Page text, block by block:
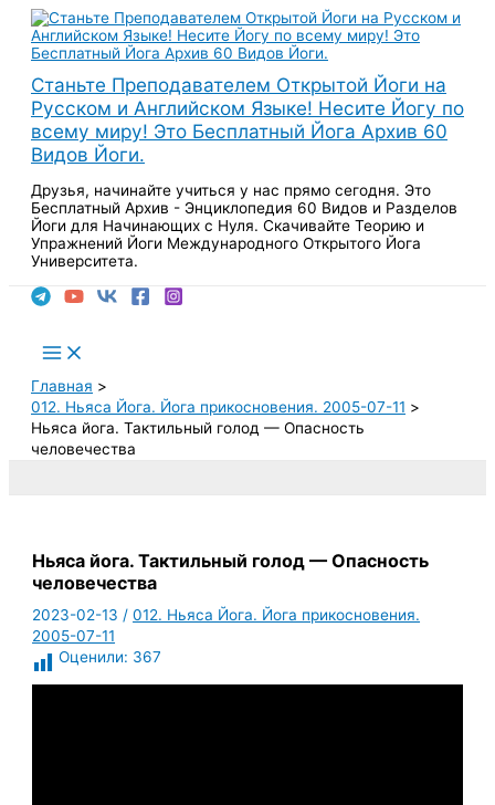
Перейти
содержимому
Станьте Преподавателем Открытой Йоги на
Русском и Английском Языке! Несите Йогу по
всему миру! Это Бесплатный Йога Архив 60
Видов Йоги.
Друзья, начинайте учиться у нас прямо сегодня. Это
Бесплатный Архив - Энциклопедия 60 Видов и Разделов
Йоги для Начинающих с Нуля. Скачивайте Теорию и
Упражнений Йоги Международного Открытого Йога
Университета.
Main
Menu
Главная
012. Ньяса Йога. Йога прикосновения. 2005-07-11
Ньяса йога. Тактильный голод — Опасность
человечества
Ньяса йога. Тактильный голод — Опасность
человечества
2023-02-13/012. Ньяса Йога. Йога прикосновения.
2005-07-11
Оценили: 367